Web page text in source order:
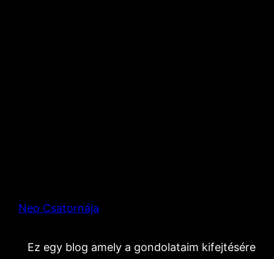
Neo Csatornája
Ez egy blog amely a gondolataim kifejtésére